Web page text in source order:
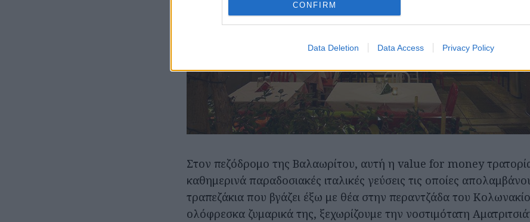
CONFIRM
Data Deletion Data Access Privacy Policy
Στον πεζόδρομο της Βαλαωρίτου, αυτή η value for money τρατορία
καθημερινά παραδοσιακές ιταλικές γεύσεις τις οποίες
τραπεζάκια που βγάζει έξω με θέα στην περαντζάδα του
ολόφρεσκα ζυμαρικά της, ξεχωρίζουμε την νοστιμότατη